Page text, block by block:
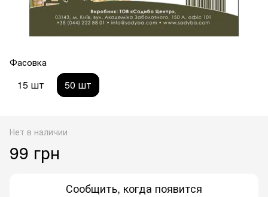
Фасовка
15 шт 50 шт
Нет в наличии
99 грн
Сообщить, когда появится